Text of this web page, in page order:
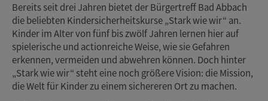
Bereits seit drei Jahren bietet der Bürgertreff Bad Abbach
die beliebten Kindersicherheitskurse „Stark wie wir“ an.
Kinder im Alter von fünf bis zwölf Jahren lernen hier auf
spielerische und actionreiche Weise, wie sie Gefahren
erkennen, vermeiden und abwehren können. Doch hinter
„Stark wie wir“ steht eine noch größere Vision: die Mission,
die Welt für Kinder zu einem sichereren Ort zu machen.